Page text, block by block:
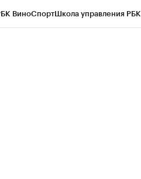
ВиноСпортШкола управления РБК